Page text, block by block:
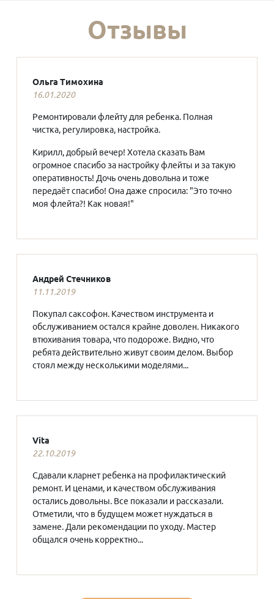
Отзывы
Ольга Тимохина
16.01.2020
Ремонтировали флейту для ребенка. Полная
чистка, регулировка, настройка.
Кирилл, добрый вечер! Хотела сказать Вам
огромное спасибо за настройку флейты и за такую
оперативность! Дочь очень довольна и тоже
передаёт спасибо! Она даже спросила: "Это точно
моя флейта?! Как новая!"
Андрей Стечников
11.11.2019
Покупал саксофон. Качеством инструмента и
обслуживанием остался крайне доволен. Никакого
втюхивания товара, что подороже. Видно, что
ребята действительно живут своим делом. Выбор
стоял между несколькими моделями...
Vita
22.10.2019
Сдавали кларнет ребенка на профилактический
ремонт. И ценами, и качеством обслуживания
остались довольны. Все показали и рассказали.
Отметили, что в будущем может нуждаться в
замене. Дали рекомендации по уходу. Мастер
общался очень корректно...